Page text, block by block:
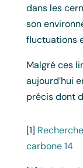
dans les
son
fluctuations
Malgré ces
aujourd’hui
précis dont
[1]
carbone 14